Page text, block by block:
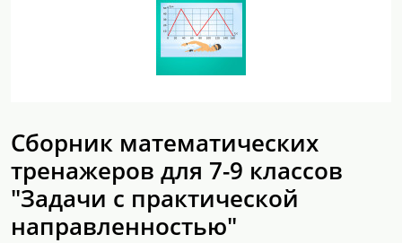
Сборник математических
тренажеров для 7-9 классов
"Задачи с практической
направленностью"